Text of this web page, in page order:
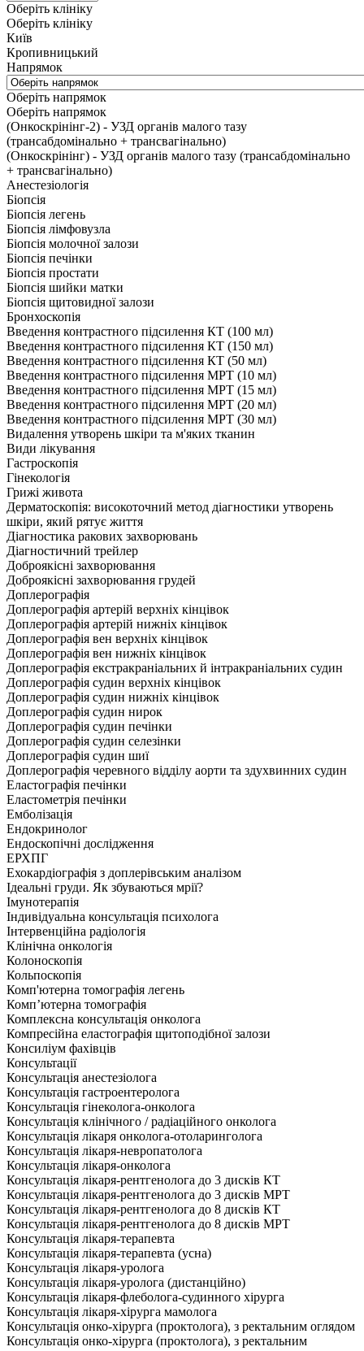
Оберіть клініку
Оберіть клініку
Київ
Кропивницький
Напрямок
Оберіть напрямок
Оберіть напрямок
(Онкоскрінінг-2) - УЗД органів малого тазу
(трансабдомінально + трансвагінально)
(Онкоскрінінг) - УЗД органів малого тазу (трансабдомінально
+ трансвагінально)
Анестезіологія
Біопсія
Біопсія легень
Біопсія лімфовузла
Біопсія молочної залози
Біопсія печінки
Біопсія простати
Біопсія шийки матки
Біопсія щитовидної залози
Бронхоскопія
Введення контрастного підсилення КТ (100 мл)
Введення контрастного підсилення КТ (150 мл)
Введення контрастного підсилення КТ (50 мл)
Введення контрастного підсилення МРТ (10 мл)
Введення контрастного підсилення МРТ (15 мл)
Введення контрастного підсилення МРТ (20 мл)
Введення контрастного підсилення МРТ (30 мл)
Видалення утворень шкіри та м'яких тканин
Види лікування
Гастроскопія
Гінекологія
Грижі живота
Дерматоскопія: високоточний метод діагностики утворень
шкіри, який рятує життя
Діагностика ракових захворювань
Діагностичний трейлер
Доброякісні захворювання
Доброякісні захворювання грудей
Доплерографія
Доплерографія артерій верхніх кінцівок
Доплерографія артерій нижніх кінцівок
Доплерографія вен верхніх кінцівок
Доплерографія вен нижніх кінцівок
Доплерографія екстракраніальних й інтракраніальних судин
Доплерографія судин верхніх кінцівок
Доплерографія судин нижніх кінцівок
Доплерографія судин нирок
Доплерографія судин печінки
Доплерографія судин селезінки
Доплерографія судин шиї
Доплерографія черевного відділу аорти та здухвинних судин
Еластографія печінки
Еластометрія печінки
Емболізація
Ендокринолог
Ендоскопічні дослідження
ЕРХПГ
Ехокардіографія з доплерівським аналізом
Ідеальні груди. Як збуваються мрії?
Імунотерапія
Індивідуальна консультація психолога
Інтервенційна радіологія
Клінічна онкологія
Колоноскопія
Кольпоскопія
Комп'ютерна томографія легень
Комп’ютерна томографія
Комплексна консультація онколога
Компресійна еластографія щитоподібної залози
Консиліум фахівців
Консультації
Консультація анестезіолога
Консультація гастроентеролога
Консультація гінеколога-онколога
Консультація клінічного / радіаційного онколога
Консультація лікаря онколога-отоларинголога
Консультація лікаря-невропатолога
Консультація лікаря-онколога
Консультація лікаря-рентгенолога до 3 дисків КТ
Консультація лікаря-рентгенолога до 3 дисків МРТ
Консультація лікаря-рентгенолога до 8 дисків КТ
Консультація лікаря-рентгенолога до 8 дисків МРТ
Консультація лікаря-терапевта
Консультація лікаря-терапевта (усна)
Консультація лікаря-уролога
Консультація лікаря-уролога (дистанційно)
Консультація лікаря-флеболога-судинного хірурга
Консультація лікаря-хірурга мамолога
Консультація онко-хірурга (проктолога), з ректальним оглядом
Консультація онко-хірурга (проктолога), з ректальним